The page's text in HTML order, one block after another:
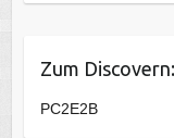
Zum Discovern:
PC2E2B